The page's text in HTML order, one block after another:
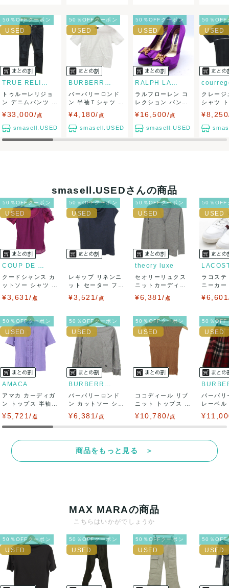
い致します。対応できることがあれば、誠意をもって対応致
します。
また並行輸入品もございますので、真贋方法などお答えでき
ない場合もございます。
万が一、購入後に偽造品等が発覚しましたら、返品・返金に
て対応致しますので、ご連絡お願い致します。
出荷
送料： ¥1,650 (見込み)
送料表を確認する
出荷目安：5営業日以内
出荷予定日：なるべく最短で発送致します。
兵庫県から出荷
50％OFFクーポン
TRUE RELIGION
トゥルーレリジョ
ン デニムパンツ ボ
トムス ストレ...
¥33,000/点
smasell.USED
50％OFFクーポン
BURBERRY LONDON
バーバリーロンド
ン 半袖Ｔシャツ ト
ップス 格子柄...
¥4,180/ 点
smasell.USED
50％OFFクーポン
RALPH LAUREN
ラルフローレン コ
レクション パンプ
ス サテン ハ...
¥16,500/点
smasell.USED
50％OFF
クレージ
シャツ
トレッ
smasell.USEDさんの商品
50％OFFクーポン
COUP DE CHANCE
クードシャンス カ
ットソー シャツ 半
¥3,631/ 点
50％OFFクーポン
レキップ リネンニ
ット セーター フレ
¥3,521/ 点
50％OFFクーポン
theory luxe
セオリーリュクス
ニットカーディガ
¥6,381/ 点
50％OFF
ラコステ
ニーカ
50％OFFクーポン
AMACA
アマカ カーディガ
ン トップス 半袖
¥5,721/ 点
50％OFFクーポン
BURBERRY LONDON
バーバリーロンド
ン カットソー シャ
¥6,381/ 点
50％OFFクーポン
ココディール リブ
ニット トップス ノ
¥10,780/点
50％OFF
バーバリ
レーベル
商品をもっと見る ＞
MAX MARAの商品
こちらはいかがでしょうか
50％OFFクーポン 50％OFFクーポン 50％OFFクーポン 50％OFF